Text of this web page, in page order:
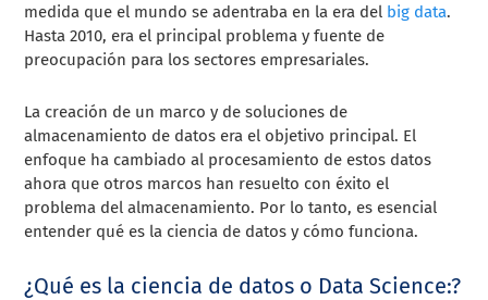
medida que el mundo se adentraba en la era del big data.
Hasta 2010, era el principal problema y fuente de
preocupación para los sectores empresariales.
La creación de un marco y de soluciones de
almacenamiento de datos era el objetivo principal. El
enfoque ha cambiado al procesamiento de estos datos
ahora que otros marcos han resuelto con éxito el
problema del almacenamiento. Por lo tanto, es esencial
entender qué es la ciencia de datos y cómo funciona.
¿Qué es la ciencia de datos o Data Science:?